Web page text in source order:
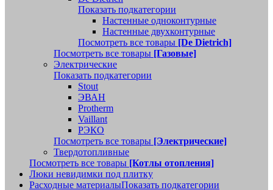
Показать подкатегории
Настенные одноконтурные
Настенные двухконтурные
Посмотреть все товары [De Dietrich]
Посмотреть все товары [Газовые]
Электрические
Показать подкатегории
Stout
ЭВАН
Protherm
Vaillant
РЭКО
Посмотреть все товары [Электрические]
Твердотопливные
Посмотреть все товары [Котлы отопления]
Люки невидимки под плитку
Расходные материалыПоказать подкатегории